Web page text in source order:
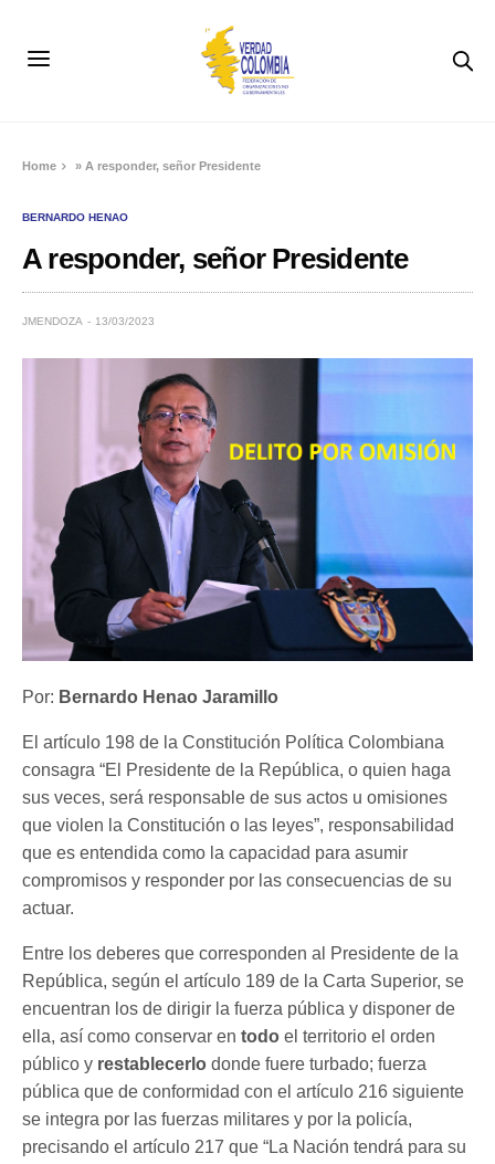
Home » A responder, señor Presidente
BERNARDO HENAO
A responder, señor Presidente
JMENDOZA 13/03/2023
Por: Bernardo Henao Jaramillo
El artículo 198 de la Constitución Política Colombiana
consagra “El Presidente de la República, o quien haga
sus veces, será responsable de sus actos u omisiones
que violen la Constitución o las leyes”, responsabilidad
que es entendida como la capacidad para asumir
compromisos y responder por las consecuencias de su
actuar.
Entre los deberes que corresponden al Presidente de la
República, según el artículo 189 de la Carta Superior, se
encuentran los de dirigir la fuerza pública y disponer de
ella, así como conservar entodo el territorio el orden
público y restablecerlodonde fuere turbado; fuerza
pública que de conformidad con el artículo 216 siguiente
se integra por las fuerzas militares y por la policía,
precisando el artículo 217 que “La Nación tendrá para su